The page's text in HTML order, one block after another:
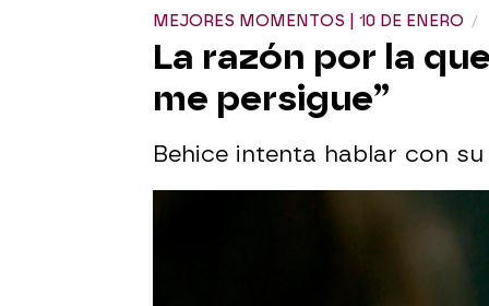
MEJORES MOMENTOS | 10 DE ENERO
La razón por la
me persigue”
Behice intenta hablar con